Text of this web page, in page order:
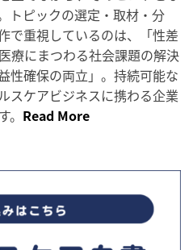
トピックの選定・取材・分
で重視しているのは、「性差
療にまつわる社会課題の解決
性確保の両立」。持続可能な
スケアビジネスに携わる企業
Read More